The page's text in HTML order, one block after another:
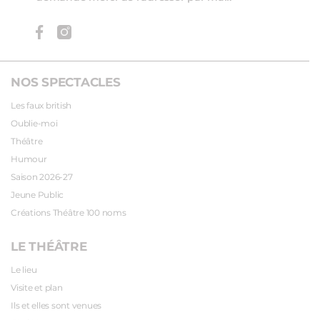
NOS SPECTACLES
Les faux british
Oublie-moi
Théâtre
Humour
Saison 2026-27
Jeune Public
Créations Théâtre 100 noms
LE THÉÂTRE
Le lieu
Visite et plan
Ils et elles sont venues